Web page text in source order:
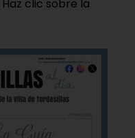
clic sobre la